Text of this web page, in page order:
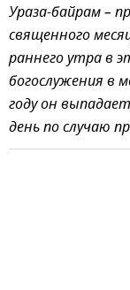
Ураза-байрам –
священного
раннего утра в
богослужения в
году он
день по случаю